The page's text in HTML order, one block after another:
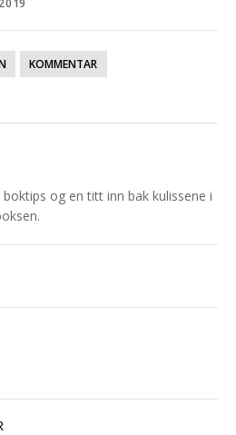
KOMMENTAR
og en titt inn bak kulissene i